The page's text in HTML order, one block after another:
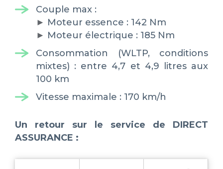
Couple max :
► Moteur essence : 142 Nm
► Moteur électrique : 185 Nm
Consommation (WLTP, conditions
mixtes) : entre 4,7 et 4,9 litres aux
100 km
Vitesse maximale : 170 km/h
Un retour sur le service de DIRECT
ASSURANCE :